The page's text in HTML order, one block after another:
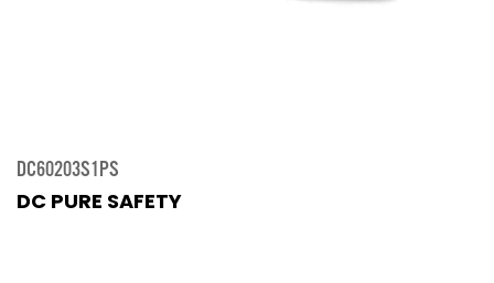
DC60203S1PS
DC PURE SAFETY